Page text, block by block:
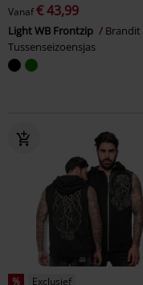
Vanaf€ 43,99
Light WB Frontzip
Brandit
Tussenseizoensjas
% Exclusief